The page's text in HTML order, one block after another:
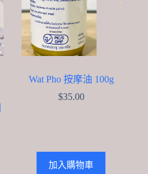
chosen
on
the
product
page
Wat Pho 按摩油 100g
$35.00
加入購物車